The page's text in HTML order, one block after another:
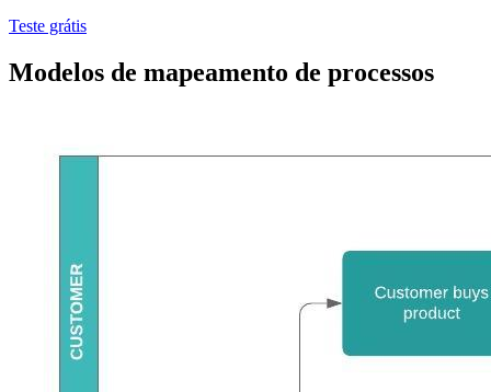
Teste grátis
Modelos de mapeamento de processos